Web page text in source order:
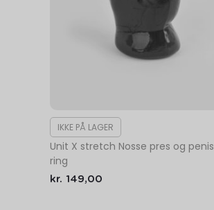
IKKE PÅ LAGER
Unit X stretch Nosse pres og penis
ring
kr. 149,00